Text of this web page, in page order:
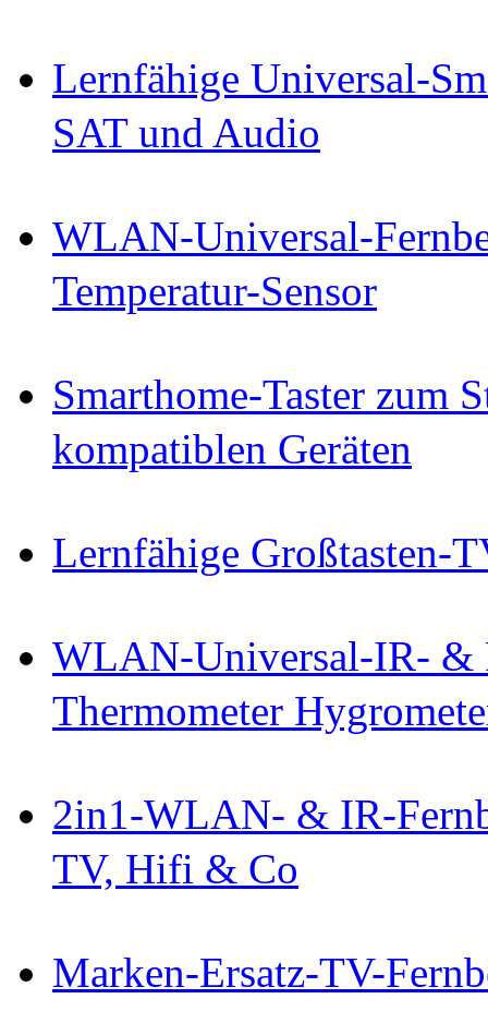
Lernfähige Universal-
SAT und Audio
WLAN-Universal-
Temperatur-Sensor
Smarthome-Taster zum
kompatiblen Geräten
Lernfähige Großtasten-
WLAN-Universal-IR- &
Thermometer
2in1-WLAN- & IR-
TV, Hifi & Co
Marken-Ersatz-TV-